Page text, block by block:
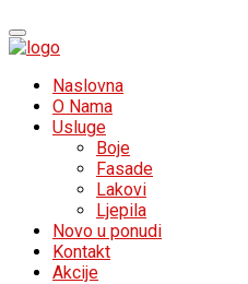
Naslovna
O Nama
Usluge
Boje
Fasade
Lakovi
Ljepila
Novo u ponudi
Kontakt
Akcije